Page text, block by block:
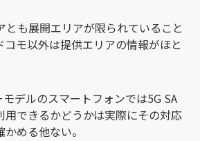
とも展開エリアが限られていること
コモ以外は提供エリアの情報がほと
デルのスマートフォンでは5G SA
用できるかどうかは実際にその対応
める他ない。